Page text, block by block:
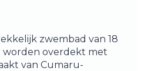
zwembad van 18
worden overdekt met
van Cumaru-